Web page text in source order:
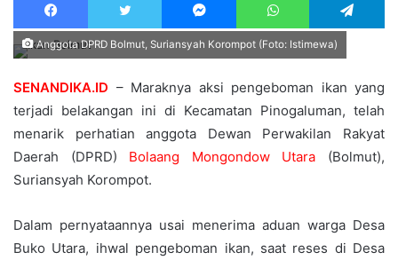
Anggota DPRD Bolmut, Suriansyah Korompot (Foto: Istimewa)
SENANDIKA.ID – Maraknya aksi pengeboman ikan yang
terjadi belakangan ini di Kecamatan Pinogaluman, telah
menarik perhatian anggota Dewan Perwakilan Rakyat
Daerah (DPRD) Bolaang Mongondow Utara (Bolmut),
Suriansyah Korompot.
Dalam pernyataannya usai menerima aduan warga Desa
Buko Utara, ihwal pengeboman ikan, saat reses di Desa